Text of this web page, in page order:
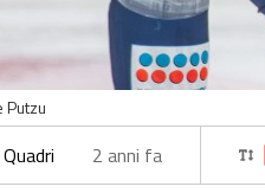
Putzu
2 anni fa